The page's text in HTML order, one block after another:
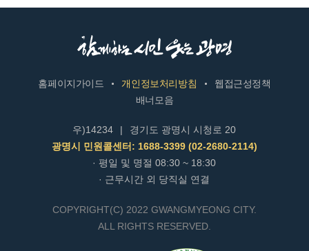
홈페이지가이드 개인정보처리방침
웹접근성정책
배너모음
우)14234 |
경기도 광명시 시청로 20
광명시 민원콜센터: 1688-3399 (02-2680-2114)
· 평일 및 명절 08:30 ~ 18:30
· 근무시간 외 당직실 연결
COPYRIGHT(C) 2022 GWANGMYEONG CITY.
ALL RIGHTS RESERVED.